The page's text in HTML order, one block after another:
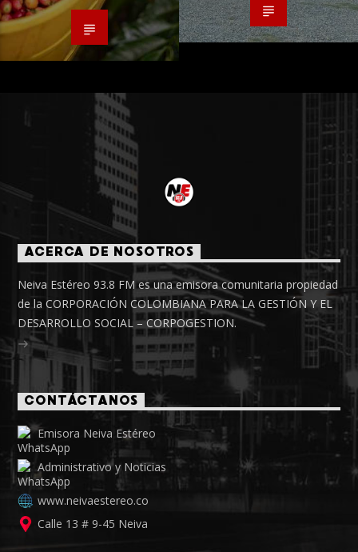
ACERCA DE NOSOTROS
Neiva Estéreo 93.8 FM es una emisora comunitaria propiedad
de la CORPORACIÓN COLOMBIANA PARA LA GESTIÓN Y EL
DESARROLLO SOCIAL – CORPOGESTION.
CONTÁCTANOS
Emisora Neiva Estéreo
Administrativo y Noticias
www.neivaestereo.co
Calle 13 # 9-45 Neiva